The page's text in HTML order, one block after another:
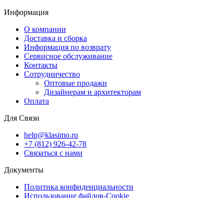
Информация
О компании
Доставка и сборка
Информация по возврату
Сервисное обслуживание
Контакты
Сотрудничество
Оптовые продажи
Дизайнерам и архитекторам
Оплата
Для Связи
help@klasimo.ru
+7 (812) 926-42-78
Связаться с нами
Документы
Политика конфиденциальности
Использование файлов-Cookie